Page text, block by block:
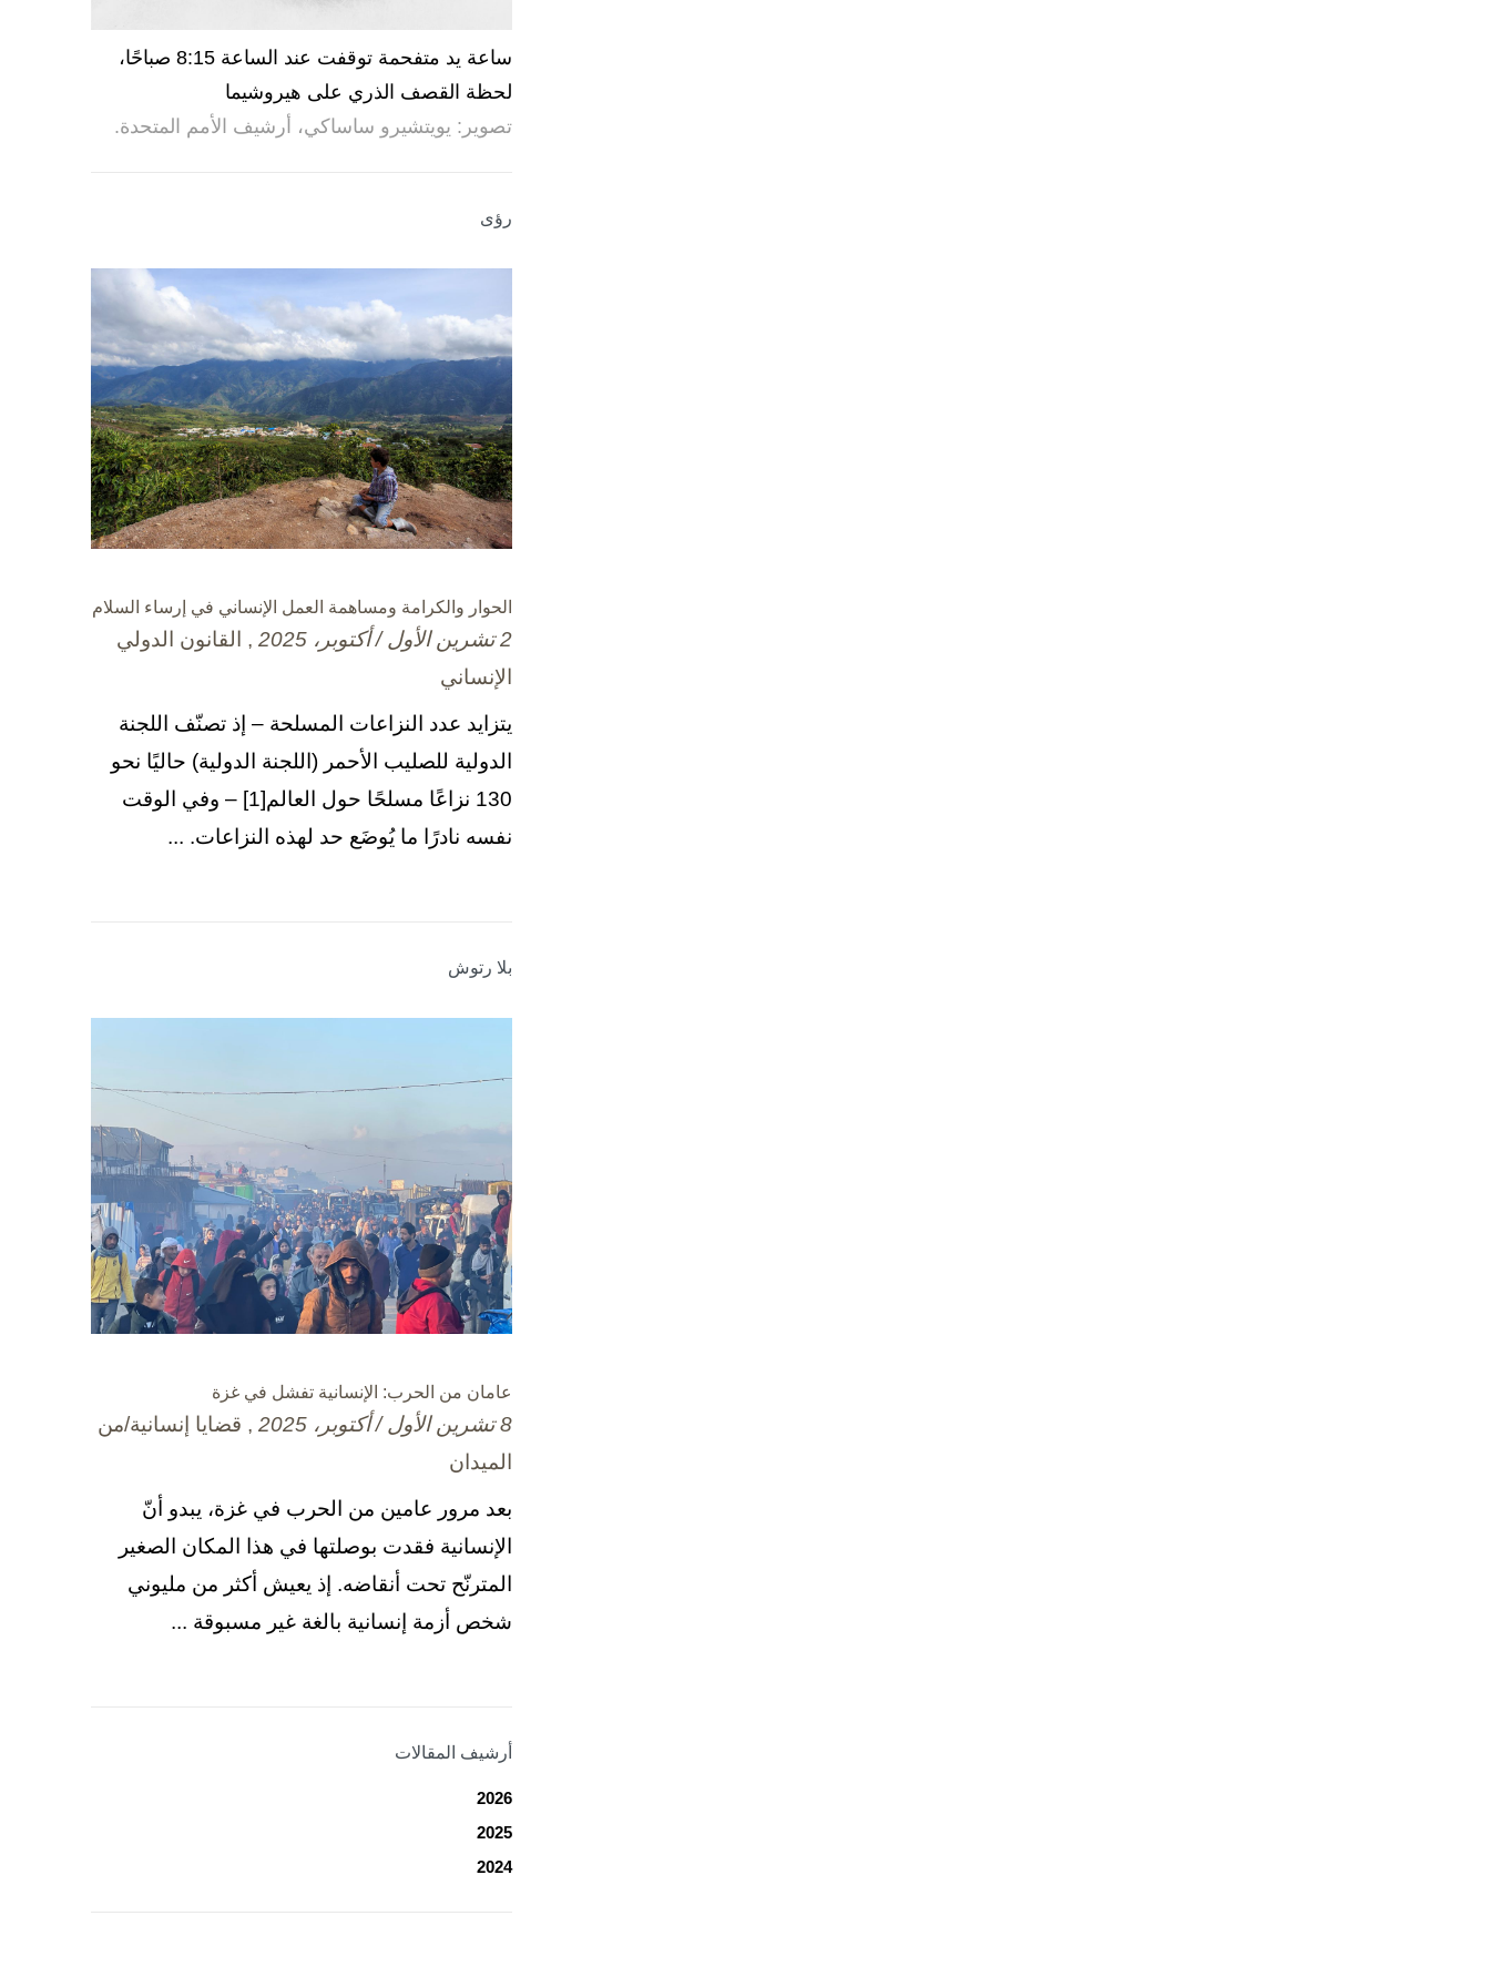
ساعة يد متفحمة توقفت عند الساعة 8:15 صباحًا،
لحظة القصف الذري على هيروشيما
تصوير: يويتشيرو ساساكي، أرشيف الأمم المتحدة.
رؤى
الحوار والكرامة ومساهمة العمل الإنساني في إرساء السلام
2 تشرين الأول / أكتوبر، 2025
, القانون الدولي
الإنساني
يتزايد عدد النزاعات المسلحة – إذ تصنّف اللجنة
الدولية للصليب الأحمر (اللجنة الدولية) حاليًا نحو
130 نزاعًا مسلحًا حول العالم[1] – وفي الوقت
نفسه نادرًا ما يُوضَع حد لهذه النزاعات. ...
بلا رتوش
عامان من الحرب: الإنسانية تفشل في غزة
8 تشرين الأول / أكتوبر، 2025
, قضايا إنسانية/من
الميدان
بعد مرور عامين من الحرب في غزة، يبدو أنّ
الإنسانية فقدت بوصلتها في هذا المكان الصغير
المترنّح تحت أنقاضه. إذ يعيش أكثر من مليوني
شخص أزمة إنسانية بالغة غير مسبوقة ...
أرشيف المقالات
2026
2025
2024